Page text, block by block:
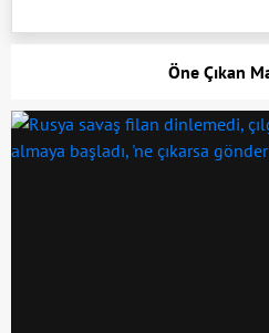
Öne Çıkan